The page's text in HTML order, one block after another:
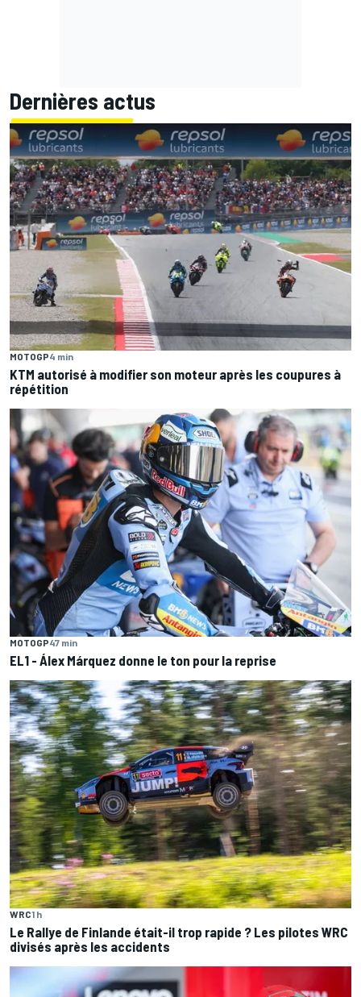
Dernières actus
MOTOGP4 min
KTM autorisé à modifier son moteur après les coupures à
répétition
MOTOGP47 min
EL1 - Álex Márquez donne le ton pour la reprise
WRC1 h
Le Rallye de Finlande était-il trop rapide ? Les pilotes WRC
divisés après les accidents